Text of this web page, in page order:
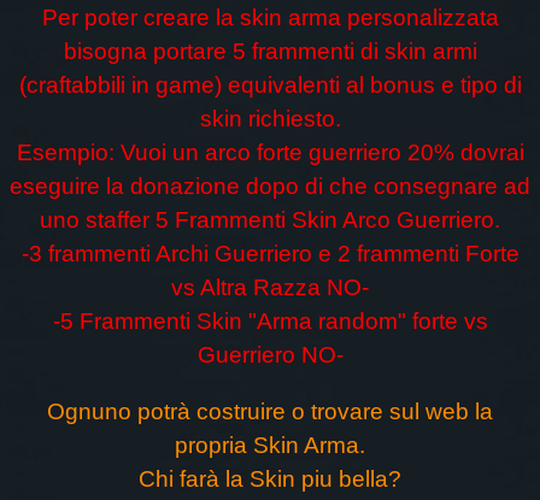
Per poter creare la skin arma personalizzata
bisogna portare 5 frammenti di skin armi
(craftabbili in game) equivalenti al bonus e tipo di
skin richiesto.
Esempio: Vuoi un arco forte guerriero 20% dovrai
eseguire la donazione dopo di che consegnare ad
uno staffer 5 Frammenti Skin Arco Guerriero.
-3 frammenti Archi Guerriero e 2 frammenti Forte
vs Altra Razza NO-
-5 Frammenti Skin "Arma random" forte vs
Guerriero NO-
Ognuno potrà costruire o trovare sul web la
propria Skin Arma.
Chi farà la Skin piu bella?